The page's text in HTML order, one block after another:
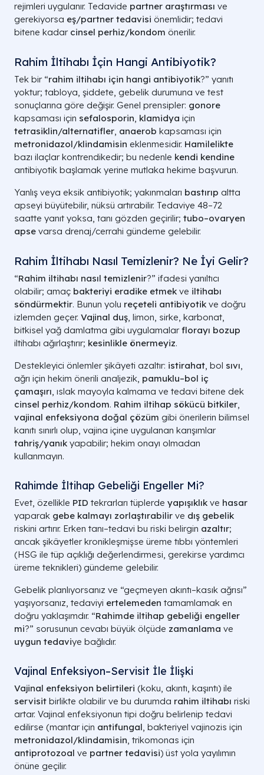
rejimleri uygulanır. Tedavide partner araştırması ve
gerekiyorsa eş/partner tedavisi önemlidir; tedavi
bitene kadar cinsel perhiz/kondom önerilir.
Rahim İltihabı İçin Hangi Antibiyotik?
Tek bir “rahim iltihabı için hangi antibiyotik?” yanıtı
yoktur; tabloya, şiddete, gebelik durumuna ve test
sonuçlarına göre değişir. Genel prensipler: gonore
kapsaması için sefalosporin, klamidya için
tetrasiklin/alternatifler, anaerob kapsaması için
metronidazol/klindamisin eklenmesidir. Hamilelikte
bazı ilaçlar kontrendikedir; bu nedenle kendi kendine
antibiyotik başlamak yerine mutlaka hekime başvurun.
Yanlış veya eksik antibiyotik; yakınmaları bastırıp altta
apseyi büyütebilir, nüksü artırabilir. Tedaviye 48–72
saatte yanıt yoksa, tanı gözden geçirilir; tubo–ovaryen
apse varsa drenaj/cerrahi gündeme gelebilir.
Rahim İltihabı Nasıl Temizlenir? Ne İyi Gelir?
“Rahim iltihabı nasıl temizlenir?” ifadesi yanıltıcı
olabilir; amaç bakteriyi eradike etmek ve iltihabı
söndürmektir. Bunun yolu reçeteli antibiyotik ve doğru
izlemden geçer. Vajinal duş, limon, sirke, karbonat,
bitkisel yağ damlatma gibi uygulamalarflorayı bozup
iltihabı ağırlaştırır; kesinlikle önermeyiz.
Destekleyici önlemler şikâyeti azaltır: istirahat, bol sıvı,
ağrı için hekim önerili analjezik, pamuklu–bol iç
çamaşırı, ıslak mayoyla kalmama ve tedavi bitene dek
cinsel perhiz/kondom. Rahim iltihap sökücü bitkiler,
vajinal enfeksiyona doğal çözüm gibi önerilerin bilimsel
kanıtı sınırlı olup, vajina içine uygulanan karışımlar
tahriş/yanık yapabilir; hekim onayı olmadan
kullanmayın.
Rahimde İltihap Gebeliği Engeller Mi?
Evet, özellikle PID tekrarları tüplerde yapışıklık ve hasar
yaparak gebe kalmayı zorlaştırabilir ve dış gebelik
riskini artırır. Erken tanı–tedavi bu riski belirgin azaltır;
ancak şikâyetler kronikleşmişse üreme tıbbı yöntemleri
(HSG ile tüp açıklığı değerlendirmesi, gerekirse yardımcı
üreme teknikleri) gündeme gelebilir.
Gebelik planlıyorsanız ve “geçmeyen akıntı–kasık ağrısı”
yaşıyorsanız, tedaviyi ertelemeden tamamlamak en
doğru yaklaşımdır. “Rahimde iltihap gebeliği engeller
mi?” sorusunun cevabı büyük ölçüde zamanlama ve
uygun tedaviye bağlıdır.
Vajinal Enfeksiyon–Servisit İle İlişki
Vajinal enfeksiyon belirtileri (koku, akıntı, kaşıntı) ile
servisit birlikte olabilir ve bu durumda rahim iltihabı riski
artar. Vajinal enfeksiyonun tipi doğru belirlenip tedavi
edilirse (mantar için antifungal, bakteriyel vajinozis için
metronidazol/klindamisin, trikomonas için
antiprotozoal ve partner tedavisi) üst yola yayılımın
önüne geçilir.